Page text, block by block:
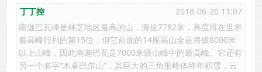
丁丁控
2018-06-20 11:07
南迦巴瓦峰是林芝地区最高的山，海拔7782米，高度排在世界
最高峰行列的第15位，但它前面的14座高山全是海拔8000米
以上山峰，因此南迦巴瓦是7000米级山峰中的最高峰。它还有
另一个名字“木卓巴尔山”，其巨大的三角形峰体终年积雪，云